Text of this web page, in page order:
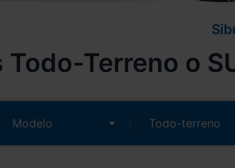
Nos
Compramos
Todo-Terreno o